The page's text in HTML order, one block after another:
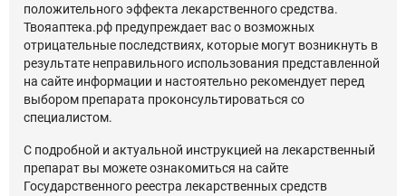
положительного эффекта лекарственного средства.
Твояаптека.рф предупреждает вас о возможных
отрицательные последствиях, которые могут возникнуть в
результате неправильного использования представленной
на сайте информации и настоятельно рекомендует перед
выбором препарата проконсультироваться со
специалистом.
С подробной и актуальной инструкцией на лекарственный
препарат вы можете ознакомиться на сайте
Государственного реестра лекарственных средств